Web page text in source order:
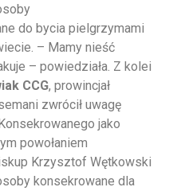
do bycia pielgrzymami
– Mamy nieść
– powiedziała. Z kolei
CCG, prowincjał
zwrócił uwagę
jako
powołaniem
Krzysztof Wętkowski
konsekrowane dla